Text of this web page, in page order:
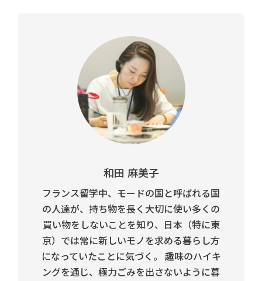
和田 麻美子
フランス留学中、モードの国と呼ばれる国
の人達が、持ち物を長く大切に使い多くの
買い物をしないことを知り、日本（特に東
京）では常に新しいモノを求める暮らし方
になっていたことに気づく。 趣味のハイキ
ングを通じ、極力ごみを出さないように暮